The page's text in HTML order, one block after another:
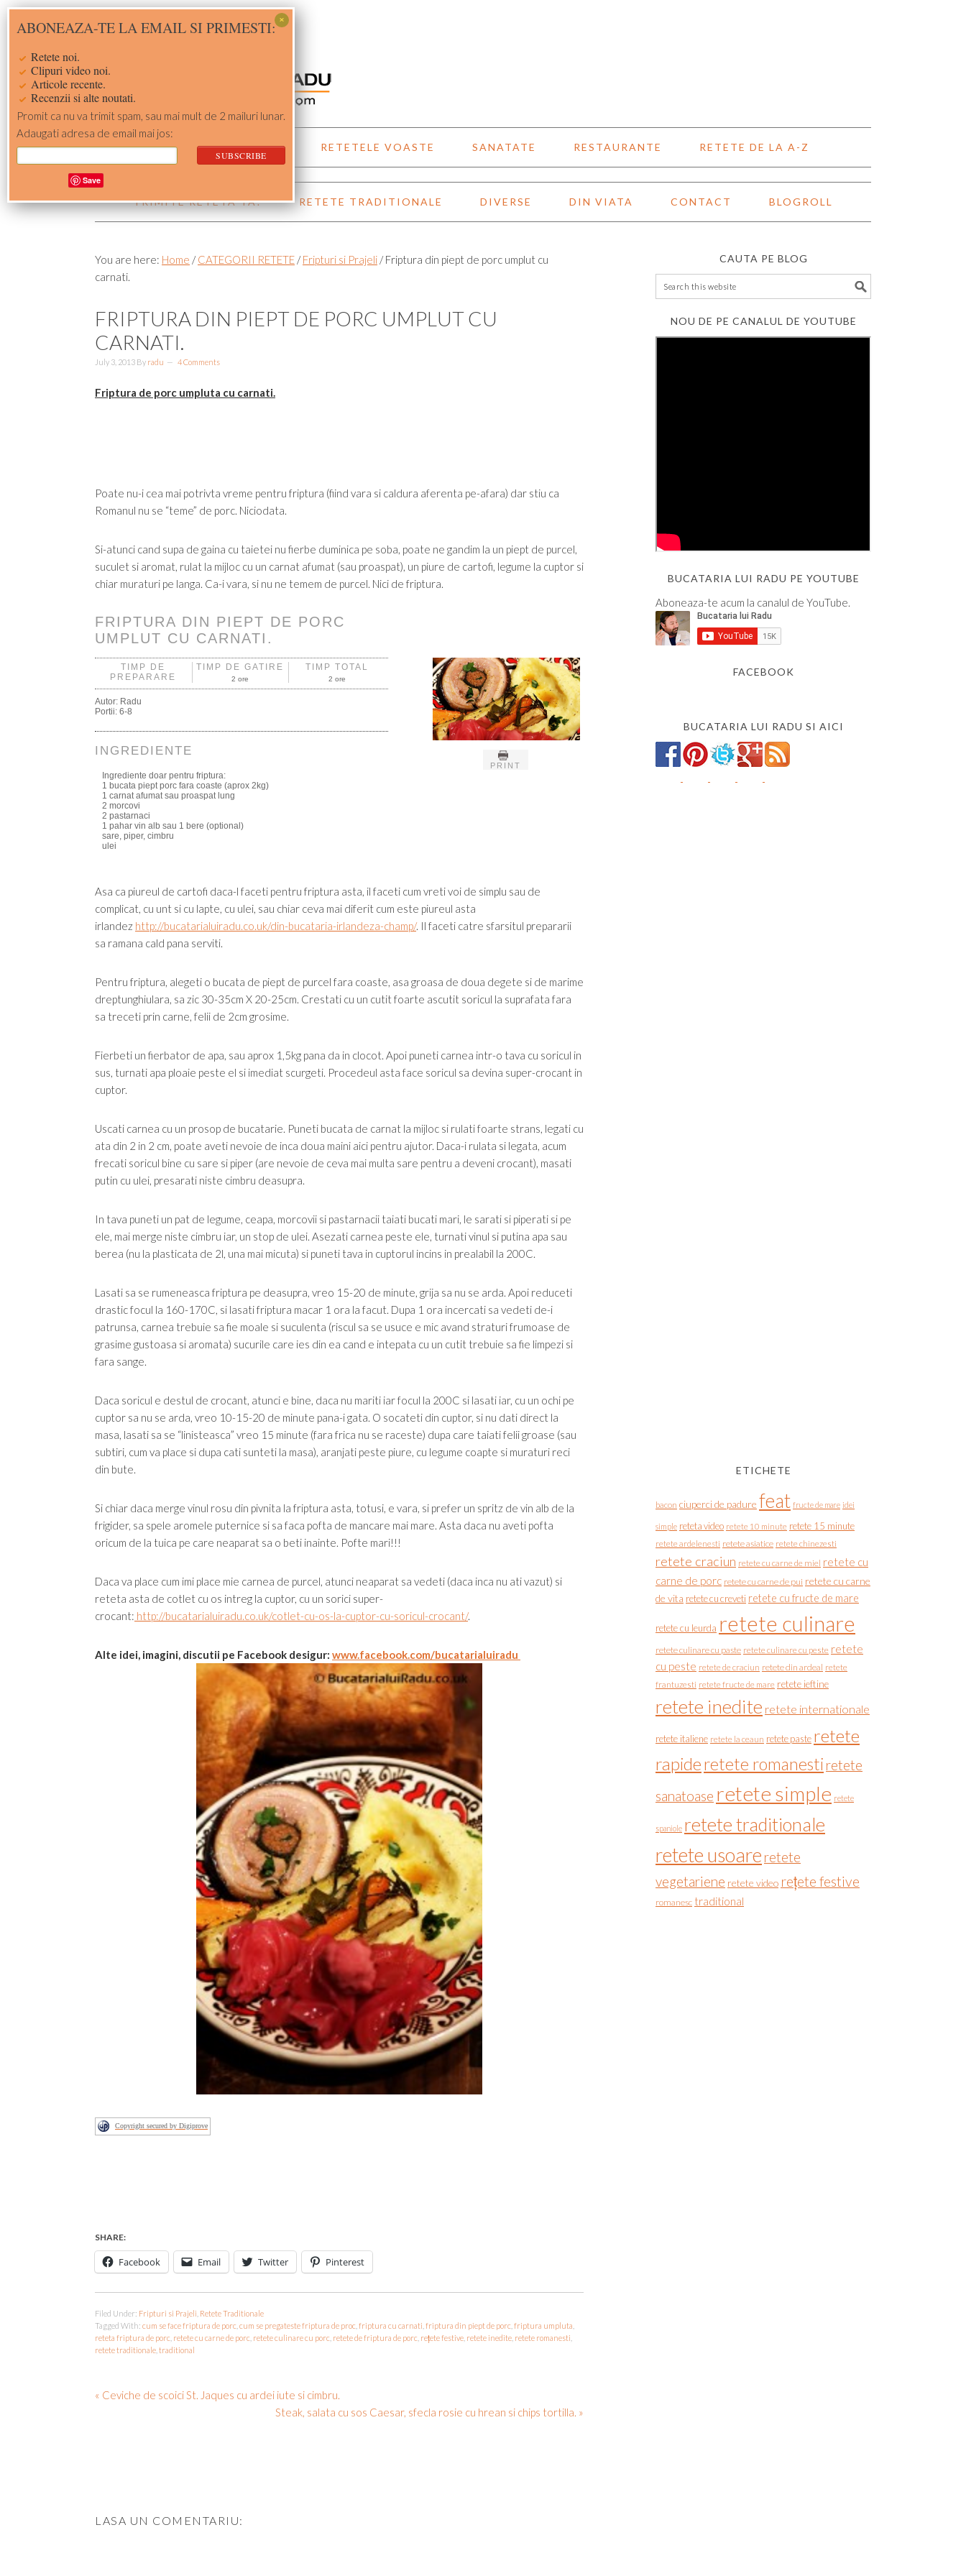
Skip
to
Skip
to
Skip
to
Skip
to
ACASA RETETE RETETELE VOASTE SANATATE RESTAURANTE RETETE DE LA A-Z
TRIMITE RETETA TA! RETETE TRADITIONALE DIVERSE DIN VIATA CONTACT BLOGROLL
You are here: Home / CATEGORII RETETE / Fripturi si Prajeli /Friptura din piept de porc umplut cu
carnati.
FRIPTURA DIN PIEPT DE PORC UMPLUT CU
CARNATI.
July 3, 2013 By radu 4 Comments
Friptura de porc umpluta cu carnati.
Poate nu-i cea mai potrivta vreme pentru friptura (fiind vara si caldura aferenta pe-afara) dar stiu ca
Romanul nu se “teme” de porc. Niciodata.
Si-atunci cand supa de gaina cu taietei nu fierbe duminica pe soba, poate ne gandim la un piept de purcel,
suculet si aromat, rulat la mijloc cu un carnat afumat (sau proaspat), un piure de cartofi, legume la cuptor si
chiar muraturi pe langa. Ca-i vara, si nu ne temem de purcel. Nici de friptura.
FRIPTURA DIN PIEPT DE PORC
UMPLUT CU CARNATI.
PRINT
TIMP DE
PREPARARE
TIMP DE GATIRE
2 ore
TIMP TOTAL
2 ore
Autor: Radu
Portii: 6-8
INGREDIENTE
Ingrediente doar pentru friptura:
1 bucata piept porc fara coaste (aprox 2kg)
1 carnat afumat sau proaspat lung
2 morcovi
2 pastarnaci
1 pahar vin alb sau 1 bere (optional)
sare, piper, cimbru
ulei
Asa ca piureul de cartofi daca-l faceti pentru friptura asta, il faceti cum vreti voi de simplu sau de
complicat, cu unt si cu lapte, cu ulei, sau chiar ceva mai diferit cum este piureul asta
irlandez http://bucatarialuiradu.co.uk/din-bucataria-irlandeza-champ/. Il faceti catre sfarsitul prepararii
sa ramana cald pana serviti.
Pentru friptura, alegeti o bucata de piept de purcel fara coaste, asa groasa de doua degete si de marime
dreptunghiulara, sa zic 30-35cm X 20-25cm. Crestati cu un cutit foarte ascutit soricul la suprafata fara
sa treceti prin carne, felii de 2cm grosime.
Fierbeti un fierbator de apa, sau aprox 1,5kg pana da in clocot. Apoi puneti carnea intr-o tava cu soricul in
sus, turnati apa ploaie peste el si imediat scurgeti. Procedeul asta face soricul sa devina super-crocant in
cuptor.
Uscati carnea cu un prosop de bucatarie. Puneti bucata de carnat la mijloc si rulati foarte strans, legati cu
ata din 2 in 2 cm, poate aveti nevoie de inca doua maini aici pentru ajutor. Daca-i rulata si legata, acum
frecati soricul bine cu sare si piper (are nevoie de ceva mai multa sare pentru a deveni crocant), masati
putin cu ulei, presarati niste cimbru deasupra.
In tava puneti un pat de legume, ceapa, morcovii si pastarnacii taiati bucati mari, le sarati si piperati si pe
ele, mai merge niste cimbru iar, un stop de ulei. Asezati carnea peste ele, turnati vinul si putina apa sau
berea (nu la plasticata de 2l, una mai micuta) si puneti tava in cuptorul incins in prealabil la 200C.
Lasati sa se rumeneasca friptura pe deasupra, vreo 15-20 de minute, grija sa nu se arda. Apoi reduceti
drastic focul la 160-170C, si lasati friptura macar 1 ora la facut. Dupa 1 ora incercati sa vedeti de-i
patrunsa, carnea trebuie sa fie moale si suculenta (riscul sa se usuce e mic avand straturi frumoase de
grasime gustoasa si aromata) sucurile care ies din ea cand e intepata cu un cutit trebuie sa fie limpezi si
fara sange.
Daca soricul e destul de crocant, atunci e bine, daca nu mariti iar focul la 200C si lasati iar, cu un ochi pe
cuptor sa nu se arda, vreo 10-15-20 de minute pana-i gata. O socateti din cuptor, si nu dati direct la
masa, lasati sa se “linisteasca” vreo 15 minute (fara frica nu se raceste) dupa care taiati felii groase (sau
subtiri, cum va place si dupa cati sunteti la masa), aranjati peste piure, cu legume coapte si muraturi reci
din bute.
Si chiar daca merge vinul rosu din pivnita la friptura asta, totusi, e vara, si prefer un spritz de vin alb de la
frigider, sa spele aromele puternice si sa faca pofta de mancare mai mare. Asta daca nu aveti pofta
oricum de la tuica pe care neaparat sa o beti inainte. Pofte mari!!!
Daca va place cum imi place mie carnea de purcel, atunci neaparat sa vedeti (daca inca nu ati vazut) si
reteta asta de cotlet cu os intreg la cuptor, cu un sorici super-
crocant: http://bucatarialuiradu.co.uk/cotlet-cu-os-la-cuptor-cu-soricul-crocant/.
Alte idei, imagini, discutii pe Facebook desigur: www.facebook.com/bucatarialuiradu
Copyright secured by Digiprove
SHARE:
Facebook Email Twitter Pinterest
Filed Under: Fripturi si Prajeli Retete Traditionale
Tagged With: cum se face friptura de porc cum se pregateste friptura de proc friptura cu carnati friptura din piept de porc friptura umpluta
reteta friptura de porc retete cu carne de porc retete culinare cu porc retete de friptura de porc rețete festive retete inedite retete romanesti
retete traditionale traditional
« Ceviche de scoici St. Jaques cu ardei iute si cimbru.
Steak, salata cu sos Caesar, sfecla rosie cu hrean si chips tortilla. »
LASA UN COMENTARIU:
CAUTA PE BLOG
NOU DE PE CANALUL DE YOUTUBE
BUCATARIA LUI RADU PE YOUTUBE
Aboneaza-te acum la canalul de YouTube.
FACEBOOK
BUCATARIA LUI RADU SI AICI
ETICHETE
bacon ciuperci de padure feat fructe de mare idei
simple reteta video retete 10 minute retete 15 minute
retete ardelenesti retete asiatice retete chinezesti
retete craciun retete cu carne de miel retete cu
carne de porc retete cu carne de pui retete cu carne
de vita retete cu creveti retete cu fructe de mare
retete cu leurda retete culinare
retete culinare cu paste retete culinare cu peste retete
cu peste retete de craciun retete din ardeal retete
frantuzesti retete fructe de mare retete ieftine
retete inedite retete internationale
retete italiene retete la ceaun retete paste retete
rapideretete romanesti retete
sanatoase retete simple retete
spaniole retete traditionale
retete usoare retete
vegetariene retete video rețete festive
romanesc traditional
ABONEAZA-TE LA EMAIL SI PRIMESTI:
Retete noi.
Clipuri video noi.
Articole recente.
Recenzii si alte noutati.
Promit ca nu va trimit spam, sau mai mult de 2 mailuri lunar.
Adaugati adresa de email mai jos:
Save